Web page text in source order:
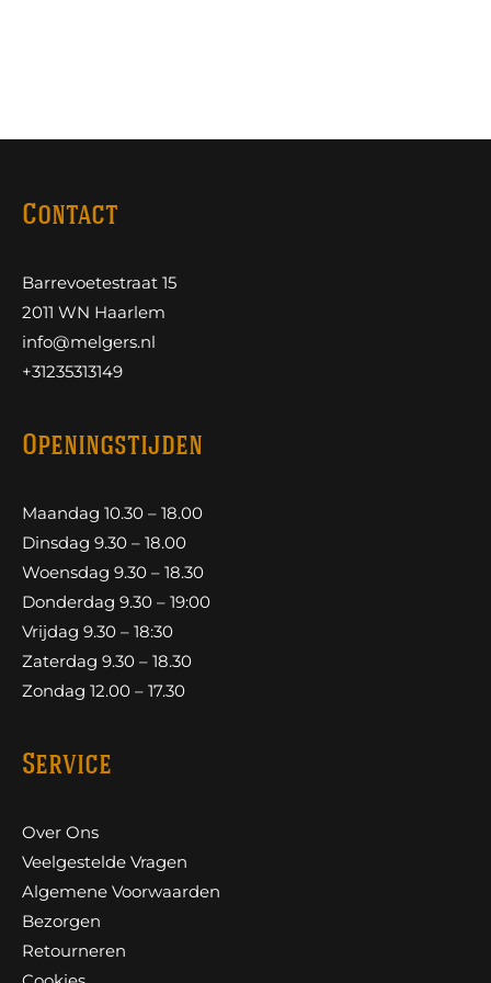
Contact
Barrevoetestraat 15
2011 WN Haarlem
info@melgers.nl
+31235313149
Openingstijden
Maandag 10.30 – 18.00
Dinsdag 9.30 – 18.00
Woensdag 9.30 – 18.30
Donderdag 9.30 – 19:00
Vrijdag 9.30 – 18:30
Zaterdag 9.30 – 18.30
Zondag 12.00 – 17.30
Service
Over Ons
Veelgestelde Vragen
Algemene Voorwaarden
Bezorgen
Retourneren